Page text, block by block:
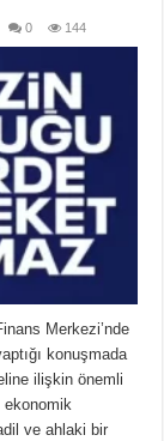
0 144
Merkezi’nde
konuşmada
ilişkin önemli
ekonomik
ve ahlaki bir